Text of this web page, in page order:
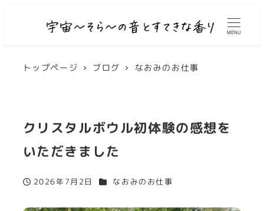
MENU
トップページ ブログ なおみのお仕事
クリスタルボウル初体験の感想を
いただきました
投稿日
2026年7月2日 カテゴリー
なおみのお仕事